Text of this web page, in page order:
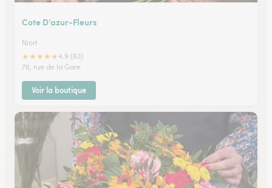
Cote D’azur-Fleurs
Niort
★★★★★4.9 (63)
76, rue de la Gare
Voir la boutique